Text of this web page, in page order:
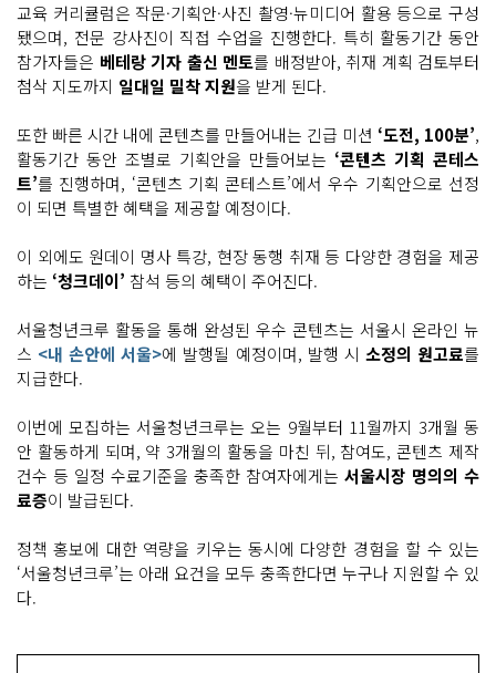
교육 커리큘럼은 작문·기획안·사진 촬영·뉴미디어 활용 등으로 구성
됐으며, 전문 강사진이 직접 수업을 진행한다. 특히 활동기간 동안
참가자들은 베테랑 기자 출신 멘토를 배정받아, 취재 계획 검토부터
첨삭 지도까지 일대일 밀착 지원을 받게 된다.
또한 빠른 시간 내에 콘텐츠를 만들어내는 긴급 미션 ‘도전, 100분’,
활동기간 동안 조별로 기획안을 만들어보는 ‘콘텐츠 기획 콘테스
트’를 진행하며, ‘콘텐츠 기획 콘테스트’에서 우수 기획안으로 선정
이 되면 특별한 혜택을 제공할 예정이다.
이 외에도 원데이 명사 특강, 현장 동행 취재 등 다양한 경험을 제공
하는 ‘청크데이’ 참석 등의 혜택이 주어진다.
서울청년크루 활동을 통해 완성된 우수 콘텐츠는 서울시 온라인 뉴
스 <내 손안에 서울>에 발행될 예정이며, 발행 시 소정의 원고료를
지급한다.
이번에 모집하는 서울청년크루는 오는 9월부터 11월까지 3개월 동
안 활동하게 되며, 약 3개월의 활동을 마친 뒤, 참여도, 콘텐츠 제작
건수 등 일정 수료기준을 충족한 참여자에게는 서울시장 명의의 수
료증이 발급된다.
정책 홍보에 대한 역량을 키우는 동시에 다양한 경험을 할 수 있는
‘서울청년크루’는 아래 요건을 모두 충족한다면 누구나 지원할 수 있
다.